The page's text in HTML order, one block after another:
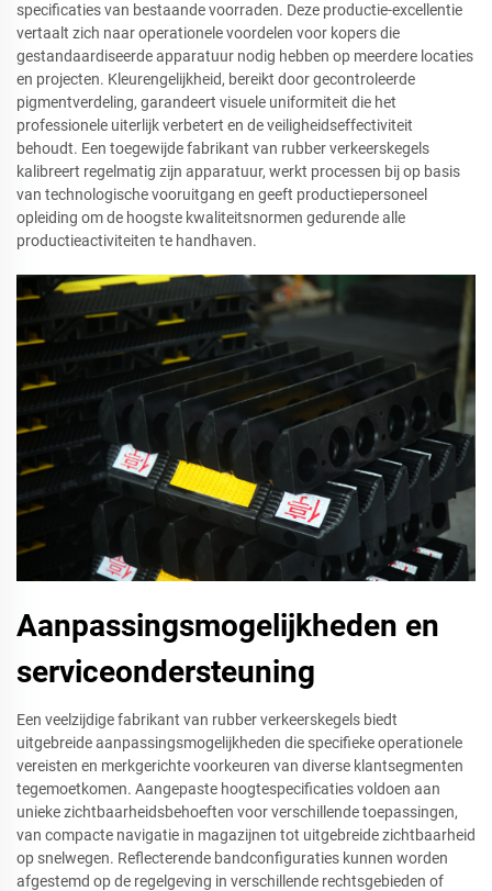
specificaties van bestaande voorraden. Deze productie-excellentie
vertaalt zich naar operationele voordelen voor kopers die
gestandaardiseerde apparatuur nodig hebben op meerdere locaties
en projecten. Kleurengelijkheid, bereikt door gecontroleerde
pigmentverdeling, garandeert visuele uniformiteit die het
professionele uiterlijk verbetert en de veiligheidseffectiviteit
behoudt. Een toegewijde fabrikant van rubber verkeerskegels
kalibreert regelmatig zijn apparatuur, werkt processen bij op basis
van technologische vooruitgang en geeft productiepersoneel
opleiding om de hoogste kwaliteitsnormen gedurende alle
productieactiviteiten te handhaven.
Aanpassingsmogelijkheden en
serviceondersteuning
Een veelzijdige fabrikant van rubber verkeerskegels biedt
uitgebreide aanpassingsmogelijkheden die specifieke operationele
vereisten en merkgerichte voorkeuren van diverse klantsegmenten
tegemoetkomen. Aangepaste hoogtespecificaties voldoen aan
unieke zichtbaarheidsbehoeften voor verschillende toepassingen,
van compacte navigatie in magazijnen tot uitgebreide zichtbaarheid
op snelwegen. Reflecterende bandconfiguraties kunnen worden
afgestemd op de regelgeving in verschillende rechtsgebieden of